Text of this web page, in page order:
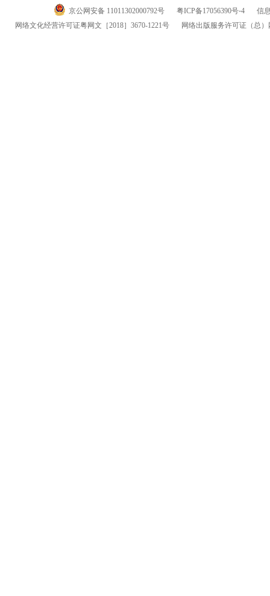
京公网安备 11011302000792号
粤ICP备17056390号-4
信
网络文化经营许可证粤网文 ［2018］3670-1221号 网络出版服务许可证 （总